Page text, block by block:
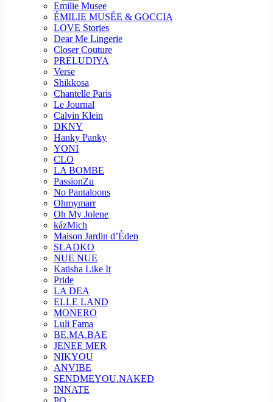
Emilie Musee
ÉMILIE MUSÉE & GOCCIA
LOVE Stories
Dear Me Lingerie
Closer Couture
PRELUDIYA
Verse
Shikkosa
Chantelle Paris
Le Journal
Calvin Klein
DKNY
Hanky Panky
YONI
CLO
LA BOMBE
PassionZu
No Pantaloons
Ohmymarr
Oh My Jolene
kázMich
Maison Jardin d’Éden
SLADKO
NUE NUE
Katisha Like It
Pride
LA DEA
ELLE LAND
MONERO
Luli Fama
BE.MA.BAE
JENEE MER
NIKYOU
ANVIBE
SENDMEYOU.NAKED
INNATE